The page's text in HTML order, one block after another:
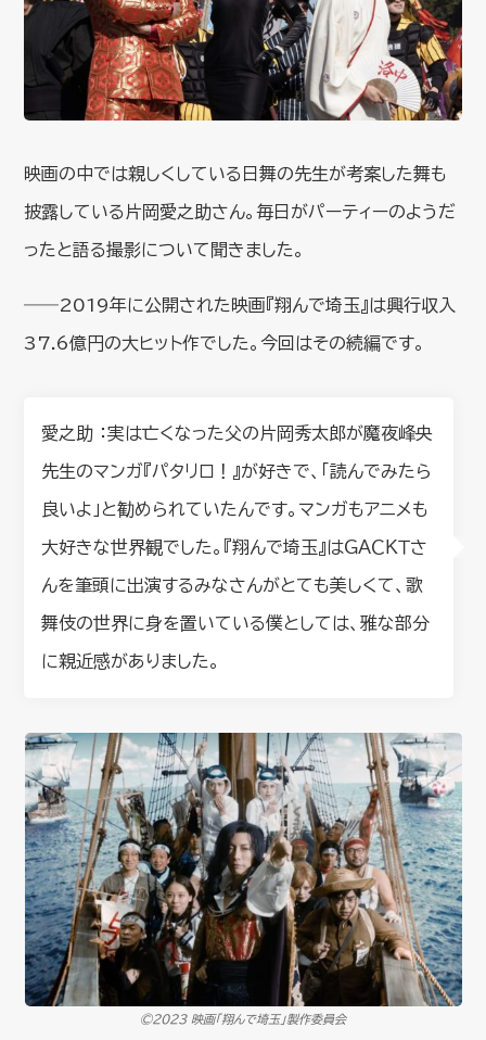
映画の中では親しくしている日舞の先生が考案した舞も
披露している片岡愛之助さん。毎日がパーティーのようだ
ったと語る撮影について聞きました。
――2019年に公開された映画『翔んで埼玉』は興行収入
37.6億円の大ヒット作でした。今回はその続編です。
愛之助 ：実は亡くなった父の片岡秀太郎が魔夜峰央
先生のマンガ『パタリロ！』が好きで、「読んでみたら
良いよ」と勧められていたんです。マンガもアニメも
大好きな世界観でした。『翔んで埼玉』はＧＡＣＫＴさ
んを筆頭に出演するみなさんがとても美しくて、歌
舞伎の世界に身を置いている僕としては、雅な部分
に親近感がありました。
©︎2023 映画「翔んで埼玉」製作委員会